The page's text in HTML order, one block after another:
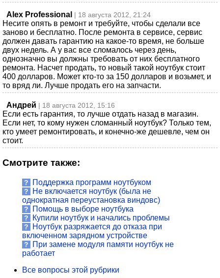
Alex Professional | 18 августа 2012, 21:24
Несите опять в ремонт и требуйте, чтобы сделали все
заново и бесплатно. После ремонта в сервисе, сервис
должен давать гарантию на какое-то время, не больше
двух недель. А у вас все сломалось через день,
однозначно вы должны требовать от них бесплатного
ремонта. Насчет продать, то новый такой ноутбук стоит
400 долларов. Может кто-то за 150 долларов и возьмет, и
то вряд ли. Лучше продать его на запчасти.
Андрей | 18 августа 2012, 15:16
Если есть гарантия, то лучше отдать назад в магазин.
Если нет, то кому нужен сломанный ноутбук? Только тем,
кто умеет ремонтировать, и конечно-же дешевле, чем он
стоит.
Смотрите также:
? Поддержка программ ноутбуком
?
Не включается ноутбук (была не
однократная переустановка виндовс)
? Помощь в выборе ноутбука
? Купили ноутбук и начались проблемы
?
Ноутбук разряжается до отказа при
включенном зарядном устройстве
?
При замене модуля памяти ноутбук не
работает
Все вопросы этой рубрики